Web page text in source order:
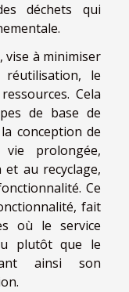
déchets qui
vise à minimiser
le
Cela
de base de
conception de
prolongée,
au recyclage,
Ce
fait
où le service
plutôt que le
ainsi son